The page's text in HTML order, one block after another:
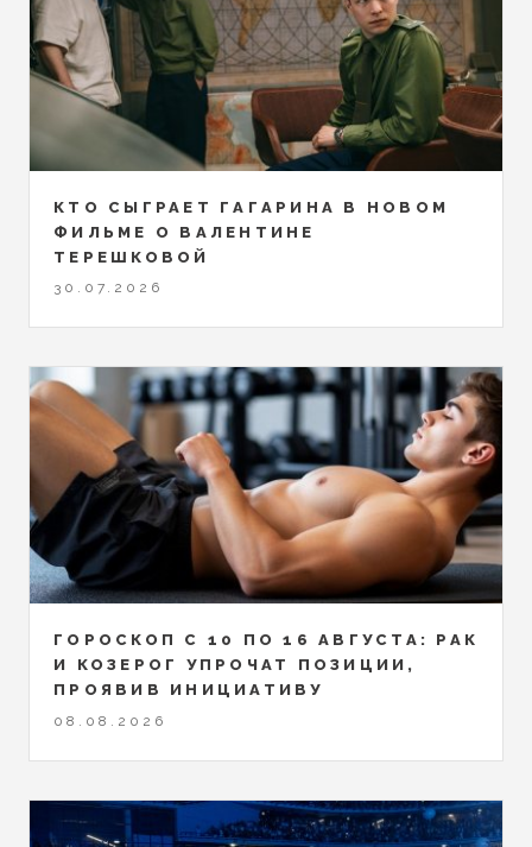
КТО СЫГРАЕТ ГАГАРИНА В НОВОМ
ФИЛЬМЕ О ВАЛЕНТИНЕ
ТЕРЕШКОВОЙ
30.07.2026
ГОРОСКОП С 10 ПО 16 АВГУСТА: РАК
И КОЗЕРОГ УПРОЧАТ ПОЗИЦИИ,
ПРОЯВИВ ИНИЦИАТИВУ
08.08.2026